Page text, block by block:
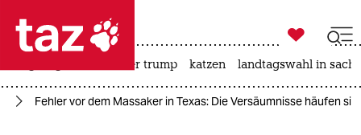
 taz zahl ich
taz zahl ich

taz zahl ich
usa unter trump katzen landtagswahl in
Fehler vor dem Massaker in Texas: Die Versäumnisse häufen